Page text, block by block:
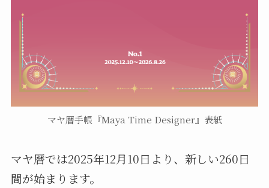
マヤ暦手帳『Maya Time Designer』表紙
マヤ暦では2025年12月10日より、新しい260日
間が始まります。